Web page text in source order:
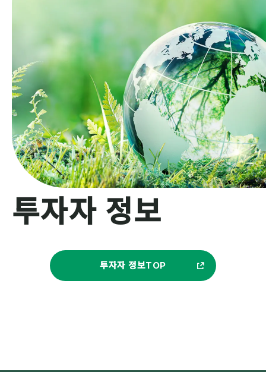
투자자 정보
투자자 정보TOP